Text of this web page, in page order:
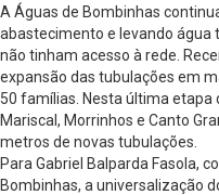
A Águas de Bombinhas
abastecimento e levando água
não tinham acesso à rede.
expansão das tubulações em
50 famílias. Nesta última
Mariscal, Morrinhos e Canto
metros de novas tubulações.
Para Gabriel Balparda Fasola,
Bombinhas, a universalização